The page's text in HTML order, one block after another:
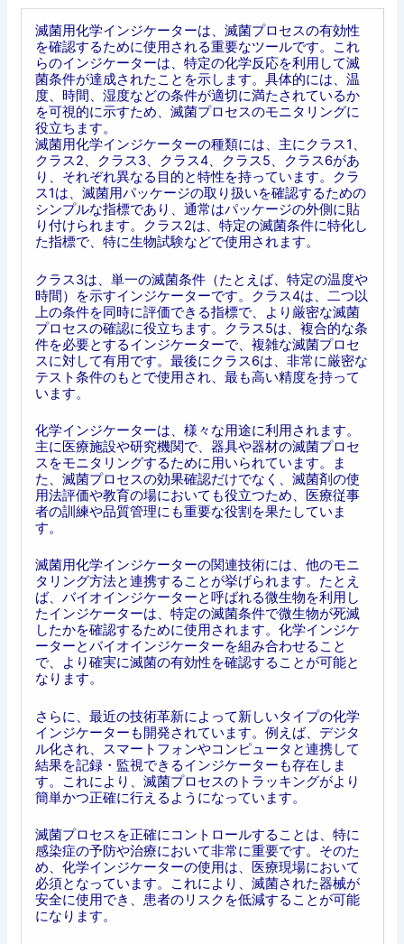
滅菌用化学インジケーターは、滅菌プロセスの有効性
を確認するために使用される重要なツールです。これ
らのインジケーターは、特定の化学反応を利用して滅
菌条件が達成されたことを示します。具体的には、温
度、時間、湿度などの条件が適切に満たされているか
を可視的に示すため、滅菌プロセスのモニタリングに
役立ちます。
滅菌用化学インジケーターの種類には、主にクラス1、
クラス2、クラス3、クラス4、クラス5、クラス6があ
り、それぞれ異なる目的と特性を持っています。クラ
ス1は、滅菌用パッケージの取り扱いを確認するための
シンプルな指標であり、通常はパッケージの外側に貼
り付けられます。クラス2は、特定の滅菌条件に特化し
た指標で、特に生物試験などで使用されます。
クラス3は、単一の滅菌条件（たとえば、特定の温度や
時間）を示すインジケーターです。クラス4は、二つ以
上の条件を同時に評価できる指標で、より厳密な滅菌
プロセスの確認に役立ちます。クラス5は、複合的な条
件を必要とするインジケーターで、複雑な滅菌プロセ
スに対して有用です。最後にクラス6は、非常に厳密な
テスト条件のもとで使用され、最も高い精度を持って
います。
化学インジケーターは、様々な用途に利用されます。
主に医療施設や研究機関で、器具や器材の滅菌プロセ
スをモニタリングするために用いられています。ま
た、滅菌プロセスの効果確認だけでなく、滅菌剤の使
用法評価や教育の場においても役立つため、医療従事
者の訓練や品質管理にも重要な役割を果たしていま
す。
滅菌用化学インジケーターの関連技術には、他のモニ
タリング方法と連携することが挙げられます。たとえ
ば、バイオインジケーターと呼ばれる微生物を利用し
たインジケーターは、特定の滅菌条件で微生物が死滅
したかを確認するために使用されます。化学インジケ
ーターとバイオインジケーターを組み合わせること
で、より確実に滅菌の有効性を確認することが可能と
なります。
さらに、最近の技術革新によって新しいタイプの化学
インジケーターも開発されています。例えば、デジタ
ル化され、スマートフォンやコンピュータと連携して
結果を記録・監視できるインジケーターも存在しま
す。これにより、滅菌プロセスのトラッキングがより
簡単かつ正確に行えるようになっています。
滅菌プロセスを正確にコントロールすることは、特に
感染症の予防や治療において非常に重要です。そのた
め、化学インジケーターの使用は、医療現場において
必須となっています。これにより、滅菌された器械が
安全に使用でき、患者のリスクを低減することが可能
になります。